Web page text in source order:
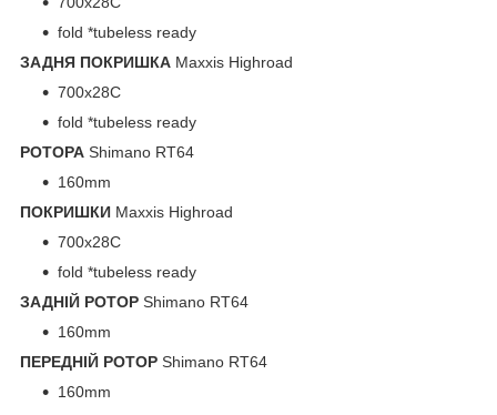
fold *tubeless ready
ЗАДНЯ ПОКРИШКА Maxxis Highroad
700x28C
fold *tubeless ready
РОТОРА Shimano RT64
160mm
ПОКРИШКИ Maxxis Highroad
700x28C
fold *tubeless ready
ЗАДНІЙ РОТОР Shimano RT64
160mm
ПЕРЕДНІЙ РОТОР Shimano RT64
160mm